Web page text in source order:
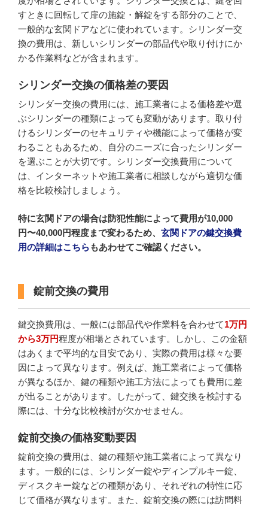
すときに回転して扉の施錠・解錠をする部分のことで、
一般的な玄関ドアなどに使われています。シリンダー交
換の費用は、新しいシリンダーの部品代や取り付けにか
かる作業料などが含まれます。
シリンダー交換の価格差の要因
シリンダー交換の費用には、施工業者による価格差や選
ぶシリンダーの種類によっても変動があります。取り付
けるシリンダーのセキュリティや機能によって価格が変
わることもあるため、自分のニーズに合ったシリンダー
を選ぶことが大切です。シリンダー交換費用について
は、インターネットや施工業者に相談しながら適切な価
格を比較検討しましょう。
特に玄関ドアの場合は防犯性能によって費用が10,000
円〜40,000円程度まで変わるため、 玄関ドアの鍵交換費
用の詳細はこちらもあわせてご確認ください。
錠前交換の費用
鍵交換費用は、一般には部品代や作業料を合わせて1万円
から3万円程度が相場とされています。しかし、この金額
はあくまで平均的な目安であり、実際の費用は様々な要
因によって異なります。例えば、施工業者によって価格
が異なるほか、鍵の種類や施工方法によっても費用に差
が出ることがあります。したがって、鍵交換を検討する
際には、十分な比較検討が欠かせません。
錠前交換の価格変動要因
錠前交換の費用は、鍵の種類や施工業者によって異なり
ます。一般的には、シリンダー錠やディンプルキー錠、
ディスクキー錠などの種類があり、それぞれの特性に応
じて価格が異なります。また、錠前交換の際には訪問料